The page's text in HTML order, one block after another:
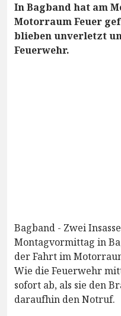
In Bagband hat am
Motorraum Feuer
blieben unverletzt
Feuerwehr.
Bagband - Zwei
Montagvormittag in
der Fahrt im
Wie die Feuerwehr
sofort ab, als sie den
daraufhin den Notruf.